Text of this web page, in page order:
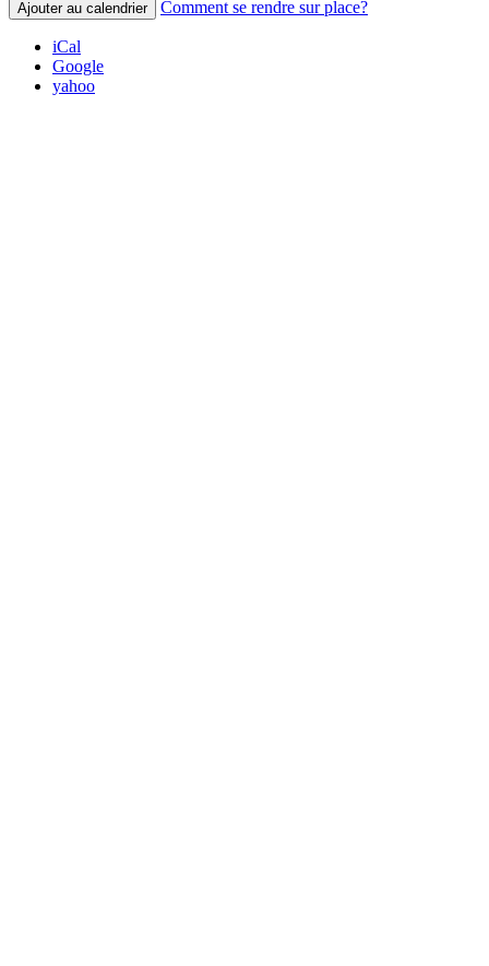
Ajouter au calendrier Comment se rendre sur place?
iCal
Google
yahoo